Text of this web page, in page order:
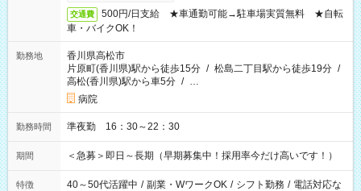
交通費
500円/日支給 ★車通勤可能→駐車場実質無料 ★自転
車・バイクOK！
勤務地
香川県高松市
片原町(香川県)駅から徒歩15分 / 松島二丁目駅から徒歩19分 /
高松(香川県)駅から車5分 / …
病院
勤務時間 準夜勤 16：30～22：30
期間 ＜急募＞即日～長期（早期募集中！採用率今だけ高いです！）
特徴 40～50代活躍中 / 副業・WワークOK / シフト勤務 / 電話対応な